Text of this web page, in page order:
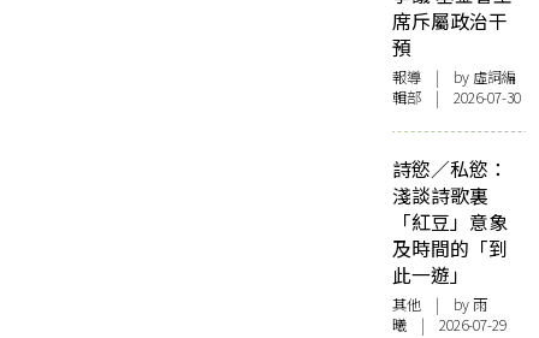
席斥屬政治干
預
報導 | by 虛詞編
輯部 | 2026-07-30
詩慾／私慾：
淺談詩歌裏
「紅豆」意象
及時間的「到
此一遊」
其他 | by 雨
曦 | 2026-07-29